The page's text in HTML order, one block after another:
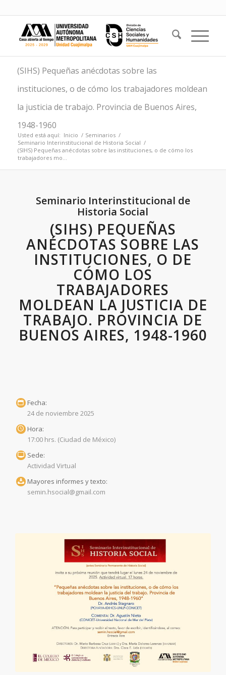
(SIHS) Pequeñas anécdotas sobre las
instituciones, o de cómo los trabajadores moldean
la justicia de trabajo. Provincia de Buenos Aires,
1948-1960
Usted está aquí: Inicio / Seminarios /
Seminario Interinstitucional de Historia Social /
(SIHS) Pequeñas anécdotas sobre las instituciones, o de cómo los
trabajadores mo...
Seminario Interinstitucional de
Historia Social
(SIHS) PEQUEÑAS
ANÉCDOTAS SOBRE LAS
INSTITUCIONES, O DE
CÓMO LOS
TRABAJADORES
MOLDEAN LA JUSTICIA DE
TRABAJO. PROVINCIA DE
BUENOS AIRES, 1948-1960
Fecha:
24 de noviembre 2025
Hora:
17:00 hrs. (Ciudad de México)
Sede:
Actividad Virtual
Mayores informes y texto:
semin.hsocial@gmail.com